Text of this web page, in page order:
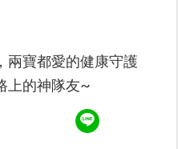
兩寶都愛的健康守護
上的神隊友~